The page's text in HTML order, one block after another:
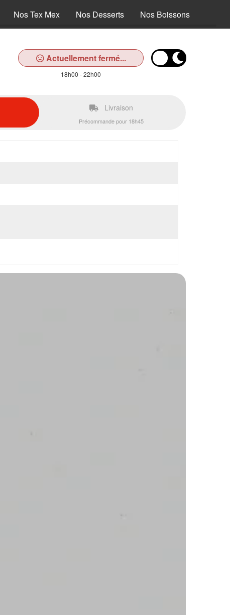
Nos Tex Mex Nos Desserts Nos Boissons
Actuellement fermé...
18h00 - 22h00
Livraison
Précommande pour 18h45